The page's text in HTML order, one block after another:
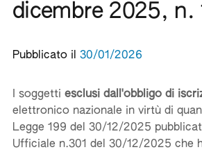
dicembre 2025, n.
Pubblicato il 30/01/2026
I soggetti esclusi dall'obbligo di
elettronico nazionale in virtù di
Legge 199 del 30/12/2025
Ufficiale n.301 del 30/12/2025 che